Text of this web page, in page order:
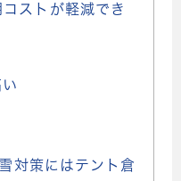
ストが軽減でき
対策にはテント倉